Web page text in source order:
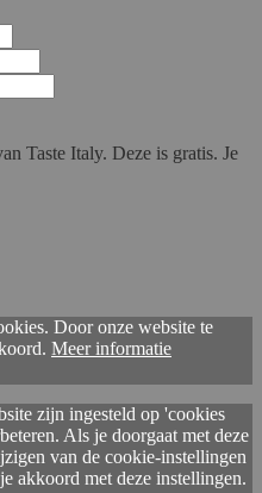
Taste Italy. Deze is gratis. Je
Door onze website te
Meer informatie
zijn ingesteld op 'cookies
Als je doorgaat met deze
van de cookie-instellingen
akkoord met deze instellingen.